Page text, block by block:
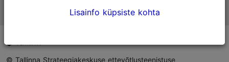
© Tallinna Strateegiakeskuse ettevõtlusteenistuse
Lisainfo küpsiste kohta